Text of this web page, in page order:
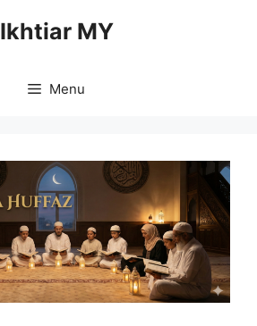
Ikhtiar MY
Menu